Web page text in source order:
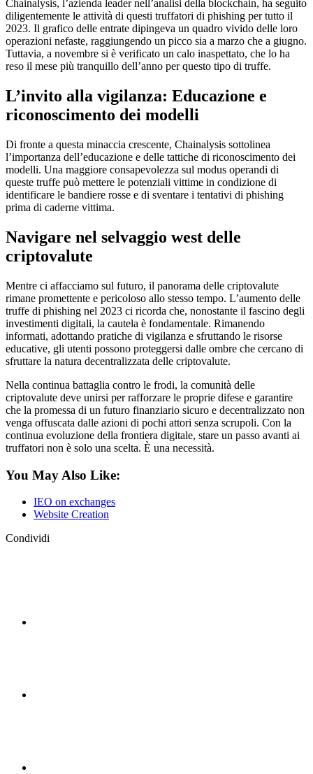
Chainalysis, l’azienda leader nell’analisi della blockchain, ha seguito
diligentemente le attività di questi truffatori di phishing per tutto il
2023. Il grafico delle entrate dipingeva un quadro vivido delle loro
operazioni nefaste, raggiungendo un picco sia a marzo che a giugno.
Tuttavia, a novembre si è verificato un calo inaspettato, che lo ha
reso il mese più tranquillo dell’anno per questo tipo di truffe.
L’invito alla vigilanza: Educazione e
riconoscimento dei modelli
Di fronte a questa minaccia crescente, Chainalysis sottolinea
l’importanza dell’educazione e delle tattiche di riconoscimento dei
modelli. Una maggiore consapevolezza sul modus operandi di
queste truffe può mettere le potenziali vittime in condizione di
identificare le bandiere rosse e di sventare i tentativi di phishing
prima di caderne vittima.
Navigare nel selvaggio west delle
criptovalute
Mentre ci affacciamo sul futuro, il panorama delle criptovalute
rimane promettente e pericoloso allo stesso tempo. L’aumento delle
truffe di phishing nel 2023 ci ricorda che, nonostante il fascino degli
investimenti digitali, la cautela è fondamentale. Rimanendo
informati, adottando pratiche di vigilanza e sfruttando le risorse
educative, gli utenti possono proteggersi dalle ombre che cercano di
sfruttare la natura decentralizzata delle criptovalute.
Nella continua battaglia contro le frodi, la comunità delle
criptovalute deve unirsi per rafforzare le proprie difese e garantire
che la promessa di un futuro finanziario sicuro e decentralizzato non
venga offuscata dalle azioni di pochi attori senza scrupoli. Con la
continua evoluzione della frontiera digitale, stare un passo avanti ai
truffatori non è solo una scelta. È una necessità.
You May Also Like:
IEO on exchanges
Website Creation
Condividi